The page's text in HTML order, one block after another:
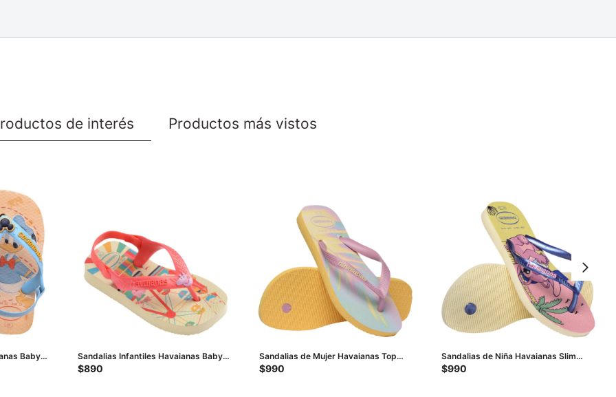
de interés Productos más vistos
Baby
Sandalias Infantiles Havaianas Baby
Peppa Pig - Amarillo Crema
$890
Sandalias de Mujer Havaianas Top
Fashion - Amarillo
$990
Sandalias de Niña Havaianas Slim
Disney - Amarillo Crema
$990